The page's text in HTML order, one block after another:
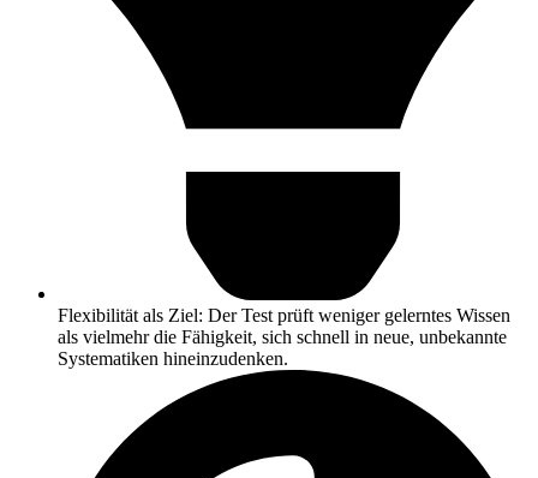
Flexibilität als Ziel: Der Test prüft weniger gelerntes Wissen
als vielmehr die Fähigkeit, sich schnell in neue, unbekannte
Systematiken hineinzudenken.